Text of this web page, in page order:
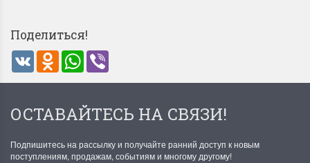
1 апреля 2026 14:55
Поделиться!
VK Odnoklassniki
WhatsApp
ОСТАВАЙТЕСЬ НА СВЯЗИ!
Подпишитесь на рассылку и получайте ранний доступ к новым
поступлениям, продажам, событиям и многому другому!